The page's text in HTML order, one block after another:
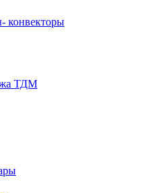
конвекторы
ТДМ